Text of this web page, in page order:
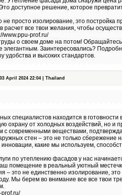
доступное решение, которое
просто изолирование, это постройка
расчет все твои желания, чтобы
www.ppu-prof.ru/
о своем доме на потом!
элегантным. Заинтересовались?
удобства и высоких стандартов.
April 2024 22:04 | Thailand
специалистов находится в
охрану от холодных воздействий, но и
с современными веществами,
стен – это не только
какие мы используем,
по утеплению фасадов у нас
помещение в реальный уютный
– это не единственно изолирование,
Мы берем во внимание все все твои